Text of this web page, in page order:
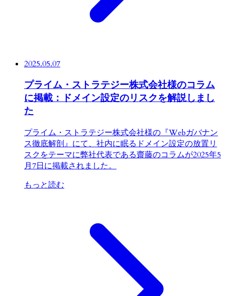
2025.05.07
プライム・ストラテジー株式会社様のコラム
に掲載：ドメイン設定のリスクを解説しまし
た
プライム・ストラテジー株式会社様の『Webガバナン
ス徹底解剖』にて、社内に眠るドメイン設定の放置リ
スクをテーマに弊社代表である齋藤のコラムが2025年5
月7日に掲載されました。
もっと読む